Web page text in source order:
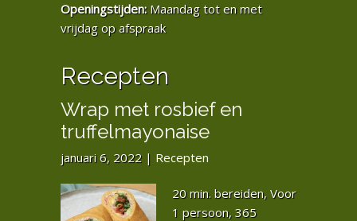
Openingstijden:Maandag tot en met
vrijdag op afspraak
Recepten
Wrap met rosbief en
truffelmayonaise
januari 6, 2022 | Recepten
20 min. bereiden, Voor
1 persoon, 365